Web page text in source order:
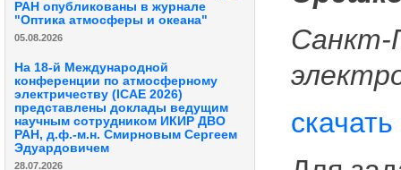
РАН опубликованы в журнале
"Оптика атмосферы и океана"
05.08.2026
На 18-й Международной
конференции по атмосферному
электричеству (ICAE 2026)
представлены доклады ведущим
научным сотрудником ИКИР ДВО
РАН, д.ф.-м.н. Смирновым Сергеем
Эдуардовичем
28.07.2026
Санкт-
скачать